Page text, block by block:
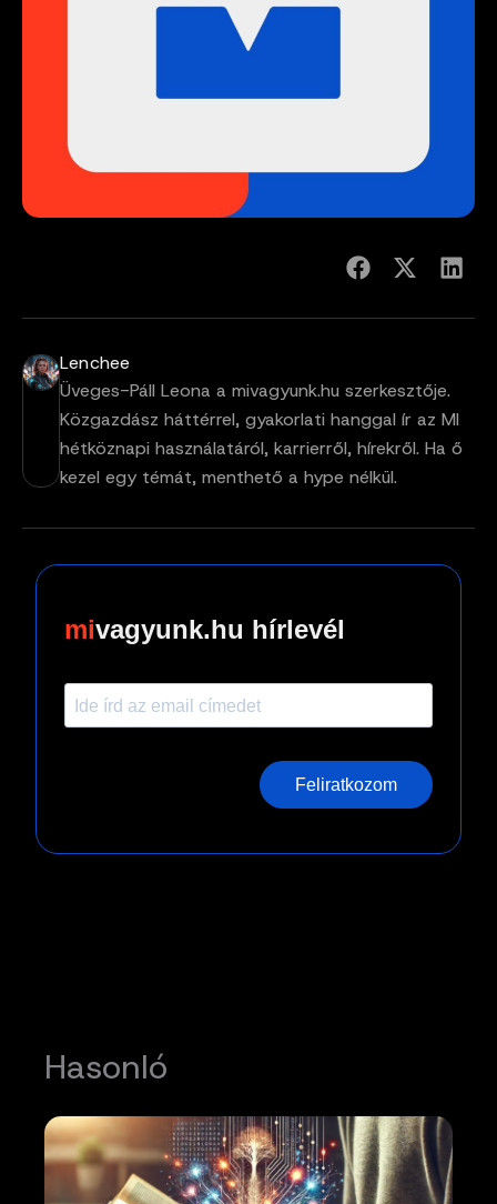
Lenchee
Üveges-Páll Leona a mivagyunk.hu szerkesztője.
Közgazdász háttérrel, gyakorlati hanggal ír az MI
hétköznapi használatáról, karrierről, hírekről. Ha ő
kezel egy témát, menthető a hype nélkül.
vagyunk.hu hírlevél
Feliratkozom
Hasonló